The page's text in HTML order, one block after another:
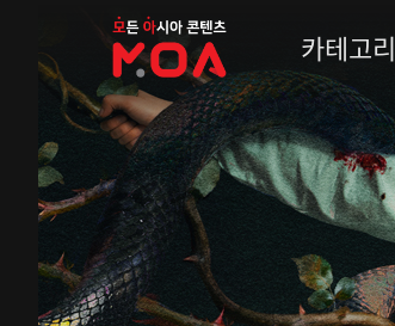
MOA
카테고리